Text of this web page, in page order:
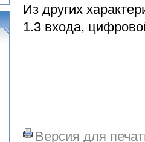
Из других
1.3 входа,
Версия для